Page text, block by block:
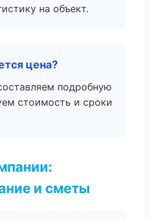
на объект.
цена?
подробную
стоимость и сроки
и сметы